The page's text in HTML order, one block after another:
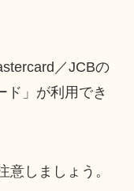
／JCBの
ド」が利用でき
意しましょう。